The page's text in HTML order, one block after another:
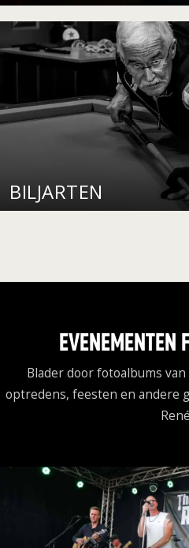
BILJARTEN
EVENEMENTEN
Blader door fotoalbums
optredens, feesten en andere